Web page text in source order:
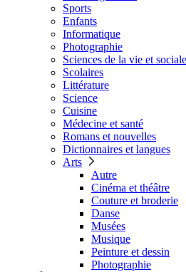
Sports
Enfants
Informatique
Photographie
Sciences de la vie et
Scolaires
Littérature
Science
Cuisine
Médecine et santé
Romans et nouvelles
Dictionnaires et langues
Arts
Autre
Cinéma et théâtre
Couture et broderie
Danse
Musées
Musique
Peinture et dessin
Photographie